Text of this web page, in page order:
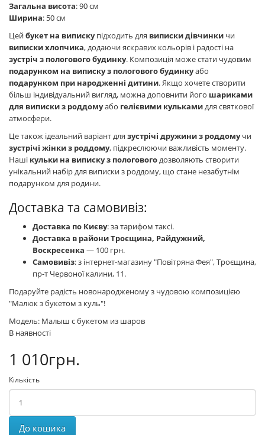
Загальна висота: 90 см
Ширина: 50 см
Цейбукет на випискупідходить для виписки дівчинки чи
виписки хлопчика, додаючи яскравих кольорів і радості на
зустріч з пологового будинку. Композиція може стати чудовим
подарунком на виписку з пологового будинкуабо
подарунком при народженні дитини. Якщо хочете створити
більш індивідуальний вигляд, можна доповнити його шариками
для виписки з роддомуабо гелієвими кулькамидля святкової
атмосфери.
Це також ідеальний варіант для зустрічі дружини з роддомучи
зустрічі жінки з роддому, підкреслюючи важливість моменту.
Наші кульки на виписку з пологовогодозволяють створити
унікальний набір для виписки з роддому, що стане незабутнім
подарунком для родини.
Доставка та самовивіз:
Доставка по Києву: за тарифом таксі.
Доставка в райони Троєщина, Райдужний,
Воскресенка — 100 грн.
Самовивіз: з інтернет-магазину "Повітряна Фея", Троєщина,
пр-т Червоної калини, 11.
Подаруйте радість новонародженому з чудовою композицією
"Малюк з букетом з куль"!
Модель: Малыш с букетом из шаров
В наявності
1 010грн.
Кількість
До кошика